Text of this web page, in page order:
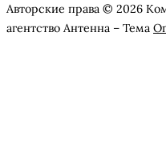
Авторские права © 2026
агентство Антенна – Тема